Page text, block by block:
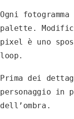
Ogni
palette.
pixel è uno
loop.
Prima dei
personaggio in
dell’ombra.